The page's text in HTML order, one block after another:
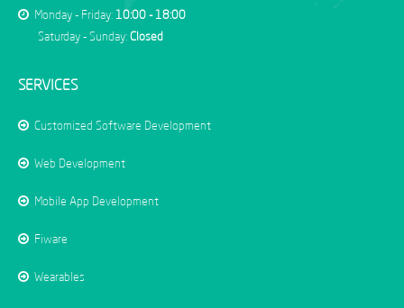
Monday - Friday: 10:00 - 18:00
Saturday - Sunday: Closed
SERVICES
Customized Software Development
Web Development
Mobile App Development
Fiware
Wearables